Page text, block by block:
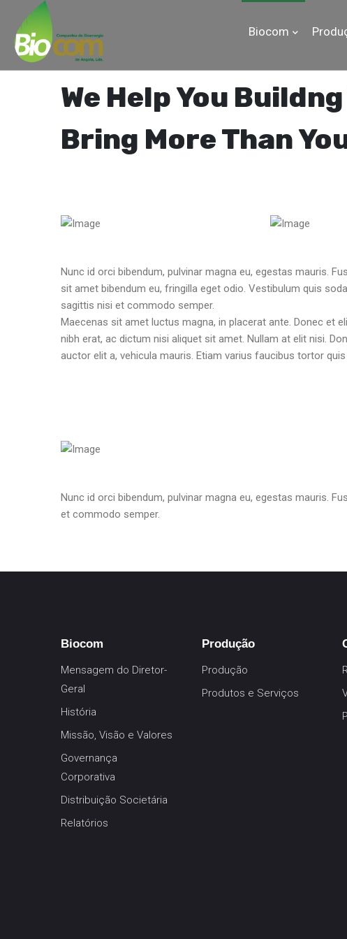
Biocom
We Help You
Bring More Than
Nunc id orci bibendum, pulvinar magna eu, egestas mauris.
sit amet bibendum eu, fringilla eget odio. Vestibulum quis
sagittis nisi et commodo semper.
Maecenas sit amet luctus magna, in placerat ante. Donec et
nibh erat, ac dictum nisi aliquet sit amet. Nullam at elit nisi.
auctor elit a, vehicula mauris. Etiam varius faucibus tortor quis
Nunc id orci bibendum, pulvinar magna eu, egestas mauris.
et commodo semper.
Biocom
Mensagem do Diretor-
Geral
História
Missão, Visão e Valores
Governança
Corporativa
Distribuição Societária
Relatórios
Produção
Produção
Produtos e Serviços